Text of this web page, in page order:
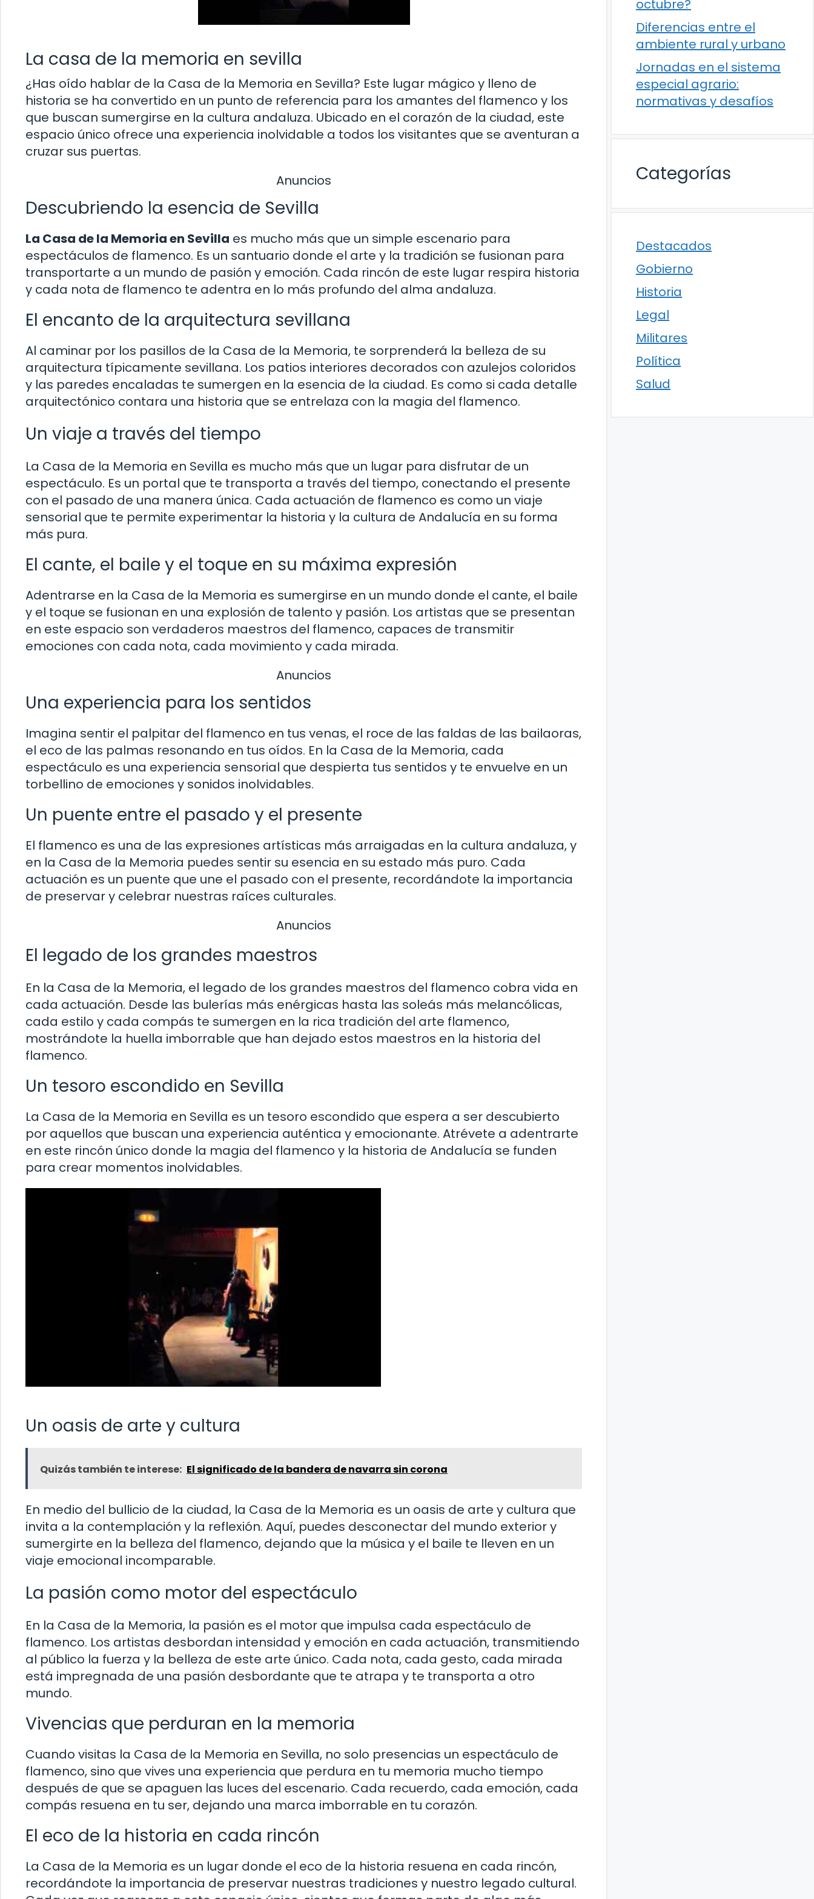
La casa de la memoria en sevilla
¿Has oído hablar de la Casa de la Memoria en Sevilla? Este lugar mágico y lleno de
historia se ha convertido en un punto de referencia para los amantes del flamenco y los
que buscan sumergirse en la cultura andaluza. Ubicado en el corazón de la ciudad, este
espacio único ofrece una experiencia inolvidable a todos los visitantes que se aventuran a
cruzar sus puertas.
Anuncios
Descubriendo la esencia de Sevilla
La Casa de la Memoria en Sevilla es mucho más que un simple escenario para
espectáculos de flamenco. Es un santuario donde el arte y la tradición se fusionan para
transportarte a un mundo de pasión y emoción. Cada rincón de este lugar respira historia
y cada nota de flamenco te adentra en lo más profundo del alma andaluza.
El encanto de la arquitectura sevillana
Al caminar por los pasillos de la Casa de la Memoria, te sorprenderá la belleza de su
arquitectura típicamente sevillana. Los patios interiores decorados con azulejos coloridos
y las paredes encaladas te sumergen en la esencia de la ciudad. Es como si cada detalle
arquitectónico contara una historia que se entrelaza con la magia del flamenco.
Un viaje a través del tiempo
La Casa de la Memoria en Sevilla es mucho más que un lugar para disfrutar de un
espectáculo. Es un portal que te transporta a través del tiempo, conectando el presente
con el pasado de una manera única. Cada actuación de flamenco es como un viaje
sensorial que te permite experimentar la historia y la cultura de Andalucía en su forma
más pura.
El cante, el baile y el toque en su máxima expresión
Adentrarse en la Casa de la Memoria es sumergirse en un mundo donde el cante, el baile
y el toque se fusionan en una explosión de talento y pasión. Los artistas que se presentan
en este espacio son verdaderos maestros del flamenco, capaces de transmitir
emociones con cada nota, cada movimiento y cada mirada.
Anuncios
Una experiencia para los sentidos
Imagina sentir el palpitar del flamenco en tus venas, el roce de las faldas de las bailaoras,
el eco de las palmas resonando en tus oídos. En la Casa de la Memoria, cada
espectáculo es una experiencia sensorial que despierta tus sentidos y te envuelve en un
torbellino de emociones y sonidos inolvidables.
Un puente entre el pasado y el presente
El flamenco es una de las expresiones artísticas más arraigadas en la cultura andaluza, y
en la Casa de la Memoria puedes sentir su esencia en su estado más puro. Cada
actuación es un puente que une el pasado con el presente, recordándote la importancia
de preservar y celebrar nuestras raíces culturales.
Anuncios
El legado de los grandes maestros
En la Casa de la Memoria, el legado de los grandes maestros del flamenco cobra vida en
cada actuación. Desde las bulerías más enérgicas hasta las soleás más melancólicas,
cada estilo y cada compás te sumergen en la rica tradición del arte flamenco,
mostrándote la huella imborrable que han dejado estos maestros en la historia del
flamenco.
Un tesoro escondido en Sevilla
La Casa de la Memoria en Sevilla es un tesoro escondido que espera a ser descubierto
por aquellos que buscan una experiencia auténtica y emocionante. Atrévete a adentrarte
en este rincón único donde la magia del flamenco y la historia de Andalucía se funden
para crear momentos inolvidables.
Un oasis de arte y cultura
Quizás también te interese: El significado de la bandera de navarra sin corona
En medio del bullicio de la ciudad, la Casa de la Memoria es un oasis de arte y cultura que
invita a la contemplación y la reflexión. Aquí, puedes desconectar del mundo exterior y
sumergirte en la belleza del flamenco, dejando que la música y el baile te lleven en un
viaje emocional incomparable.
La pasión como motor del espectáculo
En la Casa de la Memoria, la pasión es el motor que impulsa cada espectáculo de
flamenco. Los artistas desbordan intensidad y emoción en cada actuación, transmitiendo
al público la fuerza y la belleza de este arte único. Cada nota, cada gesto, cada mirada
está impregnada de una pasión desbordante que te atrapa y te transporta a otro
mundo.
Vivencias que perduran en la memoria
Cuando visitas la Casa de la Memoria en Sevilla, no solo presencias un espectáculo de
flamenco, sino que vives una experiencia que perdura en tu memoria mucho tiempo
después de que se apaguen las luces del escenario. Cada recuerdo, cada emoción, cada
compás resuena en tu ser, dejando una marca imborrable en tu corazón.
El eco de la historia en cada rincón
La Casa de la Memoria es un lugar donde el eco de la historia resuena en cada rincón,
recordándote la importancia de preservar nuestras tradiciones y nuestro legado cultural.
octubre?
Diferencias entre el
ambiente rural y urbano
Jornadas en el sistema
especial agrario:
normativas y desafíos
Categorías
Destacados
Gobierno
Historia
Legal
Militares
Política
Salud